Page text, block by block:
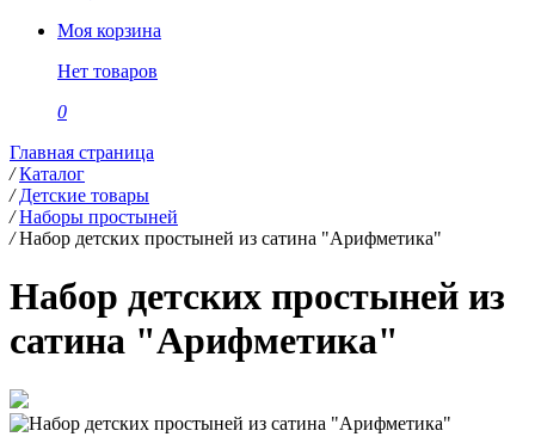
Моя корзина
Нет товаров
0
Главная страница
/ Каталог
/ Детские товары
/ Наборы простыней
/ Набор детских простыней из сатина "Арифметика"
Набор детских простыней из
сатина "Арифметика"